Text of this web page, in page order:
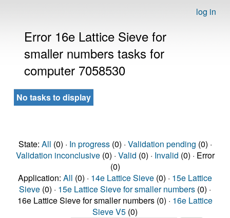
log in
Error 16e Lattice Sieve for
smaller numbers tasks for
computer 7058530
No tasks to display
State: All (0) · In progress(0) · Validation pending (0) ·
Validation inconclusive(0) · Valid (0) · Invalid (0) · Error
(0)
Application: All (0) · 14e Lattice Sieve (0) · 15e Lattice
Sieve (0) · 15e Lattice Sieve for smaller numbers (0) ·
16e Lattice Sieve for smaller numbers (0) · 16e Lattice
Sieve V5 (0)